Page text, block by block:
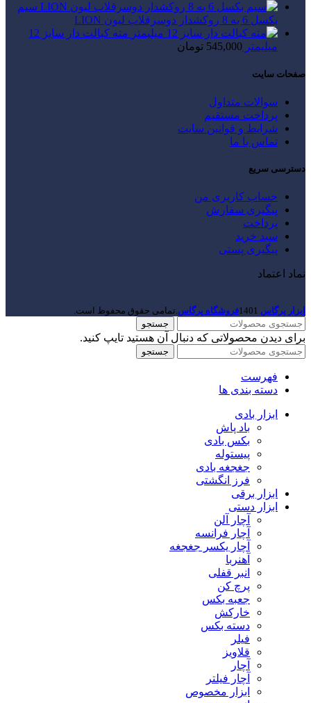
سیم
بکسل 6 به 8 روکشدار دوسرقلاب لیون LION
مته کبالت دار سایز 12
میلیمتر 545,000 تومان
صفحات سایت
سوالات متداول
پرداخت مستقیم
شرایط و قوانین سایت
تماس با ما
دسترسی سریع
حساب کاربری من
پیگیری سفارش
پرداخت
سبد خرید
پیگیری پستی
نماد اعتماد
ابزار پرگاس 1401فروشگاه پرگاس.تمامی حقوق محفوظ است.
جستجو
برای دیدن محصولاتی که دنبال آن هستید تایپ کنید.
جستجو
فهرست
دسته بندی ها
ابزار بادی
باد پاش
بکس بادی
پیستوله
جغجغه بادی
فرز انگشتی
ابزار برقی
ابزار دستی
آچار آلن
آچار فرانسه
آچار یکسر جغجغه
آهنربا
انبر قفلی
پرچ کن
جعبه بکس
خارکش
دسته بکس
فیلر
قلاویز
آچار
آچار فیلتر
ابزار مخصوص